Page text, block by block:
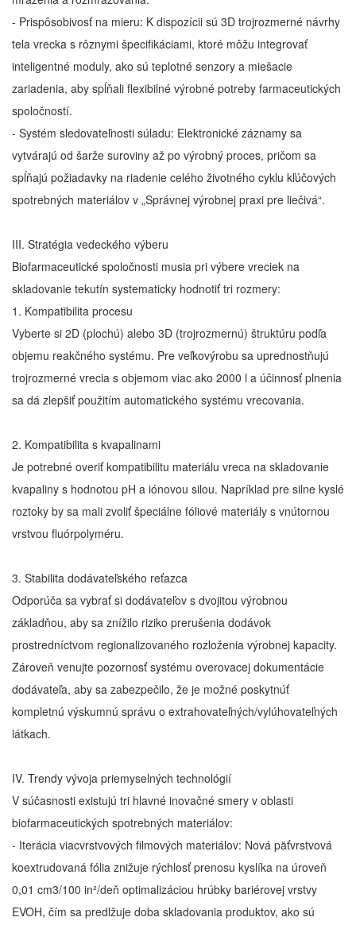
- Prispôsobivosť na mieru: K dispozícii sú 3D trojrozmerné návrhy
tela vrecka s rôznymi špecifikáciami, ktoré môžu integrovať
inteligentné moduly, ako sú teplotné senzory a miešacie
zariadenia, aby spĺňali flexibilné výrobné potreby farmaceutických
spoločností.
- Systém sledovateľnosti súladu: Elektronické záznamy sa
vytvárajú od šarže suroviny až po výrobný proces, pričom sa
spĺňajú požiadavky na riadenie celého životného cyklu kľúčových
spotrebných materiálov v „Správnej výrobnej praxi pre liečivá“.
III. Stratégia vedeckého výberu
Biofarmaceutické spoločnosti musia pri výbere vreciek na
skladovanie tekutín systematicky hodnotiť tri rozmery:
1. Kompatibilita procesu
Vyberte si 2D (plochú) alebo 3D (trojrozmernú) štruktúru podľa
objemu reakčného systému. Pre veľkovýrobu sa uprednostňujú
trojrozmerné vrecia s objemom viac ako 2000 l a účinnosť plnenia
sa dá zlepšiť použitím automatického systému vrecovania.
2. Kompatibilita s kvapalinami
Je potrebné overiť kompatibilitu materiálu vreca na skladovanie
kvapaliny s hodnotou pH a iónovou silou. Napríklad pre silne kyslé
roztoky by sa mali zvoliť špeciálne fóliové materiály s vnútornou
vrstvou fluórpolyméru.
3. Stabilita dodávateľského reťazca
Odporúča sa vybrať si dodávateľov s dvojitou výrobnou
základňou, aby sa znížilo riziko prerušenia dodávok
prostredníctvom regionalizovaného rozloženia výrobnej kapacity.
Zároveň venujte pozornosť systému overovacej dokumentácie
dodávateľa, aby sa zabezpečilo, že je možné poskytnúť
kompletnú výskumnú správu o extrahovateľných/vylúhovateľných
látkach.
IV. Trendy vývoja priemyselných technológií
V súčasnosti existujú tri hlavné inovačné smery v oblasti
biofarmaceutických spotrebných materiálov:
- Iterácia viacvrstvových filmových materiálov: Nová päťvrstvová
koextrudovaná fólia znižuje rýchlosť prenosu kyslíka na úroveň
0,01 cm3/100 in²/deň optimalizáciou hrúbky bariérovej vrstvy
EVOH, čím sa predlžuje doba skladovania produktov, ako sú